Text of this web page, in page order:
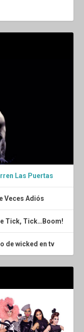
Las Puertas
Veces Adiós
Tick, Tick…Boom!
de wicked en tv